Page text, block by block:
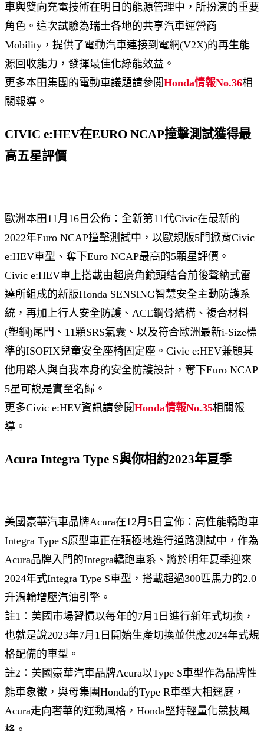
車與雙向充電技術在明日的能源管理中，所扮演的重要
角色。這次試驗為瑞士各地的共享汽車運營商
Mobility，提供了電動汽車連接到電網(V2X)的再生能
源回收能力，發揮最佳化綠能效益。
更多本田集團的電動車議題請參閱Honda情報No.36相
關報導。
CIVIC e:HEV在EURO NCAP撞擊測試獲得最
高五星評價
歐洲本田11月16日公佈：全新第11代Civic在最新的
2022年Euro NCAP撞擊測試中，以歐規版5門掀背Civic
e:HEV車型、奪下Euro NCAP最高的5顆星評價。
Civic e:HEV車上搭載由超廣角鏡頭結合前後聲納式雷
達所組成的新版Honda SENSING智慧安全主動防護系
統，再加上行人安全防護、ACE鋼骨結構、複合材料
(塑鋼)尾門、11顆SRS氣囊、以及符合歐洲最新i-Size標
準的ISOFIX兒童安全座椅固定座。Civic e:HEV兼顧其
他用路人與自我本身的安全防護設計，奪下Euro NCAP
5星可說是實至名歸。
更多Civic e:HEV資訊請參閱Honda情報No.35相關報
導。
Acura Integra Type S與你相約2023年夏季
美國豪華汽車品牌Acura在12月5日宣佈：高性能轎跑車
Integra Type S原型車正在積極地進行道路測試中，作為
Acura品牌入門的Integra轎跑車系、將於明年夏季迎來
2024年式Integra Type S車型，搭載超過300匹馬力的2.0
升渦輪增壓汽油引擎。
註1：美國市場習慣以每年的7月1日進行新年式切換，
也就是說2023年7月1日開始生產切換並供應2024年式規
格配備的車型。
註2：美國豪華汽車品牌Acura以Type S車型作為品牌性
能車象徵，與母集團Honda的Type R車型大相逕庭，
Acura走向奢華的運動風格，Honda堅持輕量化競技風